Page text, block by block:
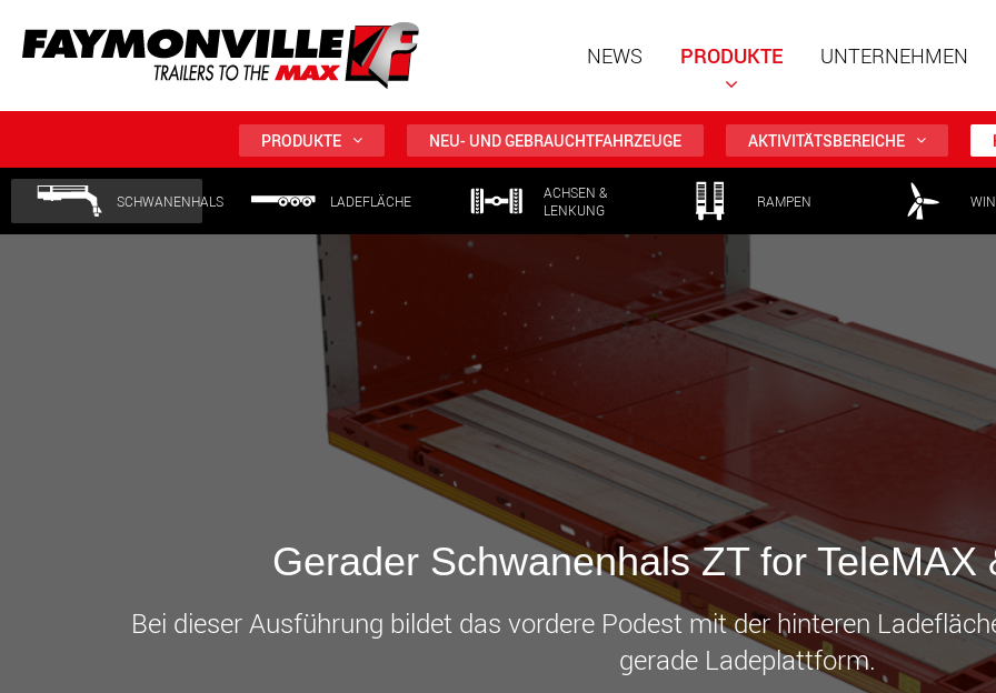
den USA
NEWS PRODUKTE UNTERNEHMEN
PRODUKTE NEU- UND GEBRAUCHTFAHRZEUGE AKTIVITÄTSBEREICHE
SCHWANENHALS LADEFLÄCHE
ACHSEN &
LENKUNG
RAMPEN
Gerader Schwanenhals ZT for TeleMAX
Bei dieser Ausführung bildet das vordere Podest mit der hinteren
gerade Ladeplattform.